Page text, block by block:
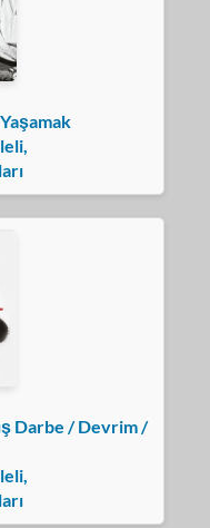
Darbe / Devrim /